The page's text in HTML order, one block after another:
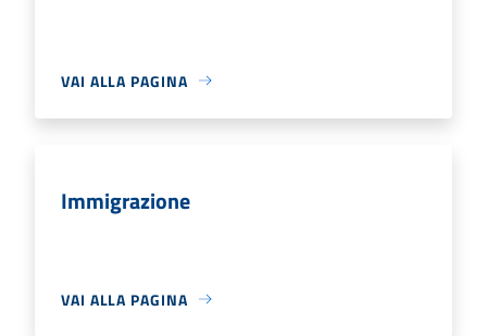
VAI ALLA PAGINA
Immigrazione
VAI ALLA PAGINA